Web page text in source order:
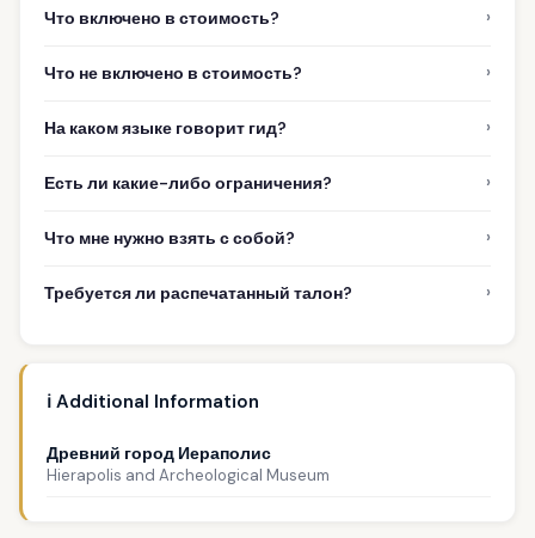
Что включено в стоимость? ›
Что не включено в стоимость? ›
На каком языке говорит гид? ›
Есть ли какие-либо ограничения? ›
Что мне нужно взять с собой? ›
Требуется ли распечатанный талон? ›
ℹ️ Additional Information
Древний город Иераполис
Hierapolis and Archeological Museum